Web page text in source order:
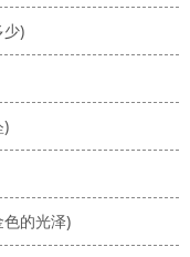
少)
)
的光泽)